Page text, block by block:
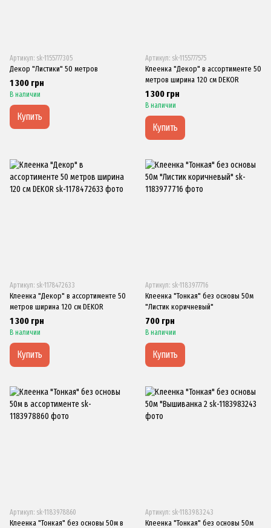
Артикул: sk-1155777305
Декор "Листики" 50 метров
1 300 грн
В наличии
Купить
Артикул: sk-1155777575
Клеенка "Декор" в ассортименте 50
метров ширина 120 см DEKOR
1 300 грн
В наличии
Купить
Артикул: sk-1178472633
Клеенка "Декор" в ассортименте 50
метров ширина 120 см DEKOR
1 300 грн
В наличии
Купить
Артикул: sk-1183977716
Клеенка "Тонкая" без основы 50м
"Листик коричневый"
700 грн
В наличии
Купить
Артикул: sk-1183978860
Клеенка "Тонкая" без основы 50м в
Артикул: sk-1183983243
Клеенка "Тонкая" без основы 50м